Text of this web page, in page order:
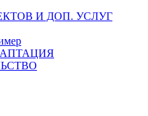
И ДОП. УСЛУГ